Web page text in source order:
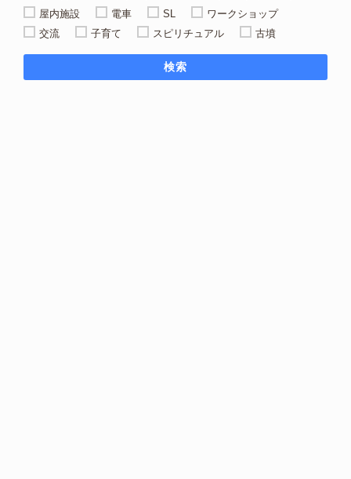
屋内施設
電車 SL
ワークショップ
交流
子育て スピリチュアル 古墳
検索